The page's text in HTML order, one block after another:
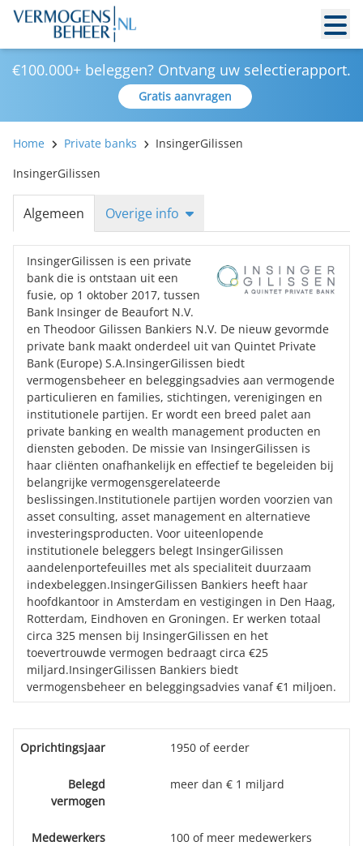
€100.000+ beleggen? Ontvang uw selectierapport.
Gratis aanvragen
Home Private banks
InsingerGilissen
InsingerGilissen
Algemeen Overige info
InsingerGilissen is een private
bank die is ontstaan uit een
fusie, op 1 oktober 2017, tussen
Bank Insinger de Beaufort N.V.
en Theodoor Gilissen Bankiers N.V. De nieuw gevormde
private bank maakt onderdeel uit van Quintet Private
Bank (Europe) S.A.InsingerGilissen biedt
vermogensbeheer en beleggingsadvies aan vermogende
particulieren en families, stichtingen, verenigingen en
institutionele partijen. Er wordt een breed palet aan
private banking en wealth management producten en
diensten geboden. De missie van InsingerGilissen is
haar cliënten onafhankelijk en effectief te begeleiden bij
belangrijke vermogensgerelateerde
beslissingen.Institutionele partijen worden voorzien van
asset consulting, asset management en alternatieve
investeringsproducten. Voor uiteenlopende
institutionele beleggers belegt InsingerGilissen
aandelenportefeuilles met als specialiteit duurzaam
indexbeleggen.InsingerGilissen Bankiers heeft haar
hoofdkantoor in Amsterdam en vestigingen in Den Haag,
Rotterdam, Eindhoven en Groningen. Er werken totaal
circa 325 mensen bij InsingerGilissen en het
toevertrouwde vermogen bedraagt circa €25
miljard.InsingerGilissen Bankiers biedt
vermogensbeheer en beleggingsadvies vanaf €1 miljoen.
Oprichtingsjaar 1950 of eerder
Belegd
vermogen
meer dan € 1 miljard
Medewerkers 100 of meer medewerkers